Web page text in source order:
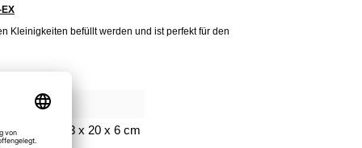
Kleinigkeiten befüllt werden und ist perfekt für den
23 x 20 x 6 cm